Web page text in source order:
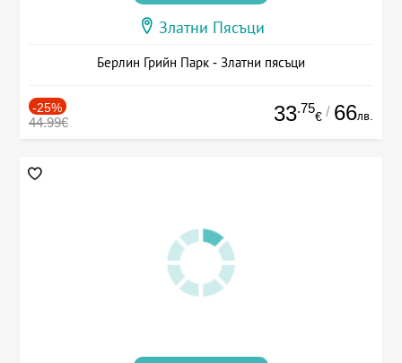
Златни Пясъци
Берлин Грийн Парк - Златни пясъци
-25%
44.99€ 33.75
€ / 66лв.